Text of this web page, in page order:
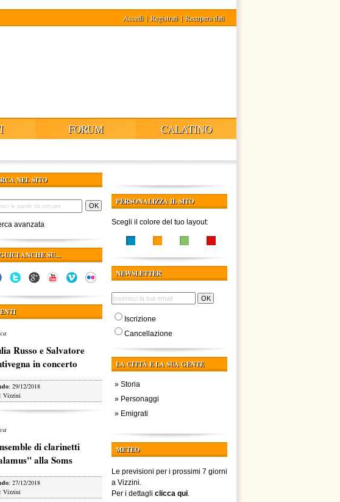
Accedi | Registrati | Recupera dati
FORUM CALATINO
NEL SITO
avanzata
ANCHE SU...
Russo e Salvatore
in concerto
: 29/12/2018
: Vizzini
di clarinetti
alla Soms
: 27/12/2018
: Vizzini
PERSONALIZZA IL SITO
Scegli il colore del tuo layout:
NEWSLETTER
Iscrizione
Cancellazione
LA CITTÀ E LA SUA GENTE
» Storia
» Personaggi
» Emigrati
METEO
Le previsioni per i prossimi 7 giorni
a Vizzini.
Per i dettagli clicca qui.